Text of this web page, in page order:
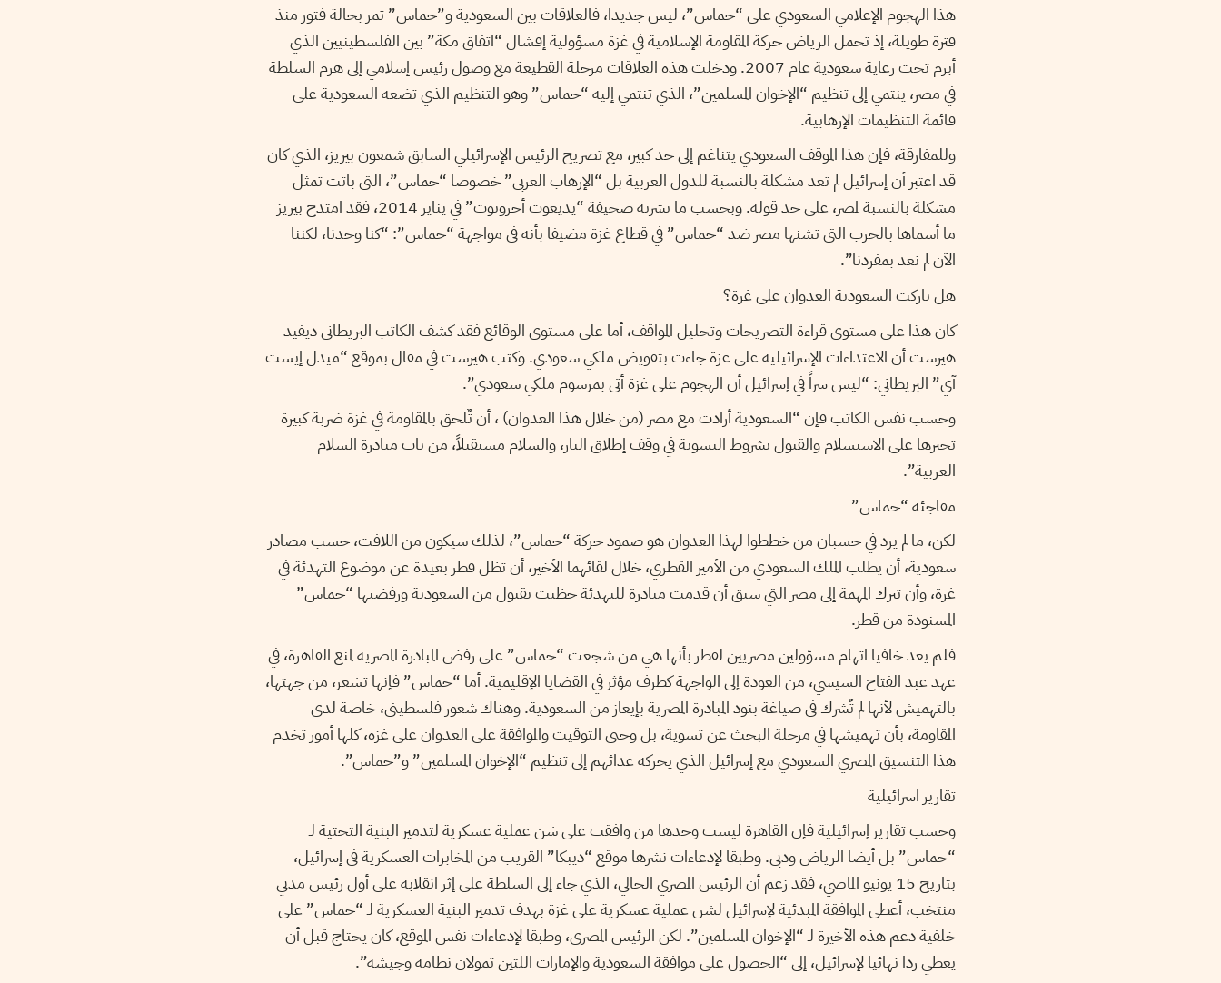
هذا الهجوم الإعلامي السعودي على “حماس”، ليس جديدا، فالعلاقات بين السعودية و”حماس” تمر بحالة فتور منذ
فترة طويلة، إذ تحمل الرياض حركة المقاومة الإسلامية في غزة مسؤولية إفشال “اتفاق مكة” بين الفلسطينيين الذي
أبرم تحت رعاية سعودية عام 2007. ودخلت هذه العلاقات مرحلة القطيعة مع وصول رئيس إسلامي إلى هرم السلطة
في مصر، ينتمي إلى تنظيم “الإخوان المسلمين”، الذي تنتمي إليه “حماس” وهو التنظيم الذي تضعه السعودية على
قائمة التنظيمات الإرهابية.
وللمفارقة، فإن هذا الموقف السعودي يتناغم إلى حد كبير، مع تصريح الرئيس الإسرائيلي السابق شمعون بيريز، الذي كان
قد اعتبر أن إسرائيل لم تعد مشكلة بالنسبة للدول العربية بل “الإرهاب العربى” خصوصا “حماس”، التى باتت تمثل
مشكلة بالنسبة لمصر، على حد قوله. وبحسب ما نشرته صحيفة “يديعوت أحرونوت” في يناير 2014، فقد امتدح بيريز
ما أسماها بالحرب التى تشنها مصر ضد “حماس” في قطاع غزة مضيفا بأنه فى مواجهة “حماس”: “كنا وحدنا، لكننا
الآن لم نعد بمفردنا”.
هل باركت السعودية العدوان على غزة؟
كان هذا على مستوى قراءة التصريحات وتحليل المواقف، أما على مستوى الوقائع فقد كشف الكاتب البريطاني ديفيد
هيرست أن الاعتداءات الإسرائيلية على غزة جاءت بتفويض ملكي سعودي. وكتب هيرست في مقال بموقع “ميدل إيست
آي” البريطاني: “ليس سراً في إسرائيل أن الهجوم على غزة أتى بمرسوم ملكي سعودي”.
وحسب نفس الكاتب فإن “السعودية أرادت مع مصر (من خلال هذا العدوان) ، أن تٌلحق بالمقاومة في غزة ضربة كبيرة
تجبرها على الاستسلام والقبول بشروط التسوية في وقف إطلاق النار، والسلام مستقبلاً، من باب مبادرة السلام
العربية”.
مفاجئة “حماس”
لكن، ما لم يرد في حسبان من خططوا لهذا العدوان هو صمود حركة “حماس”، لذلك سيكون من اللافت، حسب مصادر
سعودية، أن يطلب الملك السعودي من الأمير القطري، خلال لقائهما الأخير، أن تظل قطر بعيدة عن موضوع التهدئة في
غزة، وأن تترك المهمة إلى مصر التي سبق أن قدمت مبادرة للتهدئة حظيت بقبول من السعودية ورفضتها “حماس”
المسنودة من قطر.
فلم يعد خافيا اتهام مسؤولين مصريين لقطر بأنها هي من شجعت “حماس” على رفض المبادرة المصرية لمنع القاهرة، في
عهد عبد الفتاح السيسي، من العودة إلى الواجهة كطرف مؤثر في القضايا الإقليمية. أما “حماس” فإنها تشعر، من جهتها،
بالتهميش لأنها لم تٌشرك في صياغة بنود المبادرة المصرية بإيعاز من السعودية. وهناك شعور فلسطيني، خاصة لدى
المقاومة، بأن تهميشها في مرحلة البحث عن تسوية، بل وحتى التوقيت والموافقة على العدوان على غزة، كلها أمور تخدم
هذا التنسيق المصري السعودي مع إسرائيل الذي يحركه عدائهم إلى تنظيم “الإخوان المسلمين” و”حماس”.
تقارير اسرائيلية
وحسب تقارير إسرائيلية فإن القاهرة ليست وحدها من وافقت على شن عملية عسكرية لتدمير البنية التحتية لـ
“حماس” بل أيضا الرياض ودبي. وطبقا لإدعاءات نشرها موقع “ديبكا” القريب من المخابرات العسكرية في إسرائيل،
بتاريخ 15 يونيو الماضي، فقد زعم أن الرئيس المصري الحالي، الذي جاء إلى السلطة على إثر انقلابه على أول رئيس مدني
منتخب، أعطى الموافقة المبدئية لإسرائيل لشن عملية عسكرية على غزة بهدف تدمير البنية العسكرية لـ “حماس” على
خلفية دعم هذه الأخيرة لـ “الإخوان المسلمين”. لكن الرئيس المصري، وطبقا لإدعاءات نفس الموقع، كان يحتاج قبل أن
يعطي ردا نهائيا لإسرائيل، إلى “الحصول على موافقة السعودية والإمارات اللتين تمولان نظامه وجيشه”.